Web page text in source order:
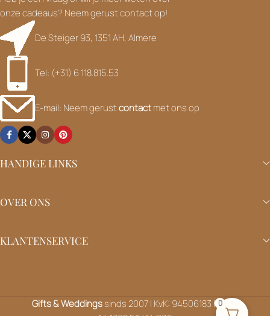
onze cadeaus? Neem gerust contact op!
De Steiger 93, 1351 AH, Almere
Tel: (+31) 6 118.815.53
E-mail: Neem gerustcontactmet ons op
HANDIGE LINKS
OVER ONS
KLANTENSERVICE
Gifts & Weddingssinds 2007 | KvK: 94506183 | BTW:
0